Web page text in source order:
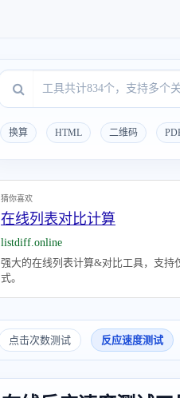
换算 HTML 二维码
猜你喜欢
在线列表对比计算
listdiff.online
强大的在线列表计算&对比工具，支
式。
点击次数测试 反应速度测试